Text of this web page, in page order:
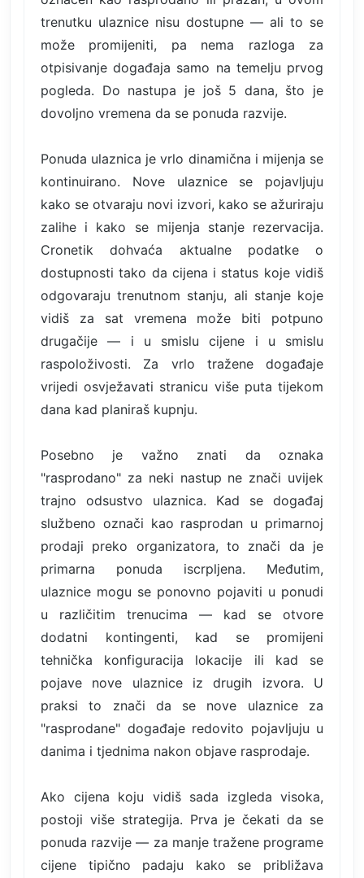
trenutku ulaznice nisu dostupne — ali to se
može promijeniti, pa nema razloga za
otpisivanje događaja samo na temelju prvog
pogleda. Do nastupa je još 5 dana, što je
dovoljno vremena da se ponuda razvije.
Ponuda ulaznica je vrlo dinamična i mijenja se
kontinuirano. Nove ulaznice se pojavljuju
kako se otvaraju novi izvori, kako se ažuriraju
zalihe i kako se mijenja stanje rezervacija.
Cronetik dohvaća aktualne podatke o
dostupnosti tako da cijena i status koje vidiš
odgovaraju trenutnom stanju, ali stanje koje
vidiš za sat vremena može biti potpuno
drugačije — i u smislu cijene i u smislu
raspoloživosti. Za vrlo tražene događaje
vrijedi osvježavati stranicu više puta tijekom
dana kad planiraš kupnju.
Posebno je važno znati da oznaka
"rasprodano" za neki nastup ne znači uvijek
trajno odsustvo ulaznica. Kad se događaj
službeno označi kao rasprodan u primarnoj
prodaji preko organizatora, to znači da je
primarna ponuda iscrpljena. Međutim,
ulaznice mogu se ponovno pojaviti u ponudi
u različitim trenucima — kad se otvore
dodatni kontingenti, kad se promijeni
tehnička konfiguracija lokacije ili kad se
pojave nove ulaznice iz drugih izvora. U
praksi to znači da se nove ulaznice za
"rasprodane" događaje redovito pojavljuju u
danima i tjednima nakon objave rasprodaje.
Ako cijena koju vidiš sada izgleda visoka,
postoji više strategija. Prva je čekati da se
ponuda razvije — za manje tražene programe
cijene tipično padaju kako se približava